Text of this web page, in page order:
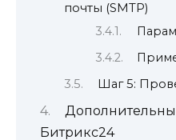
почты (SMTP)
Шаг 5:
Битрикс24